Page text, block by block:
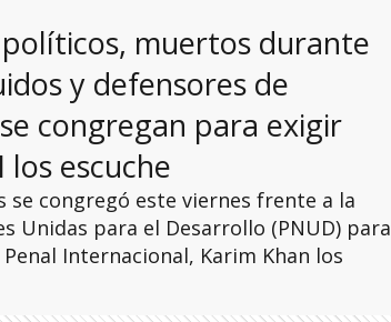
muertos durante
y defensores de
congregan para exigir
los escuche
congregó este viernes frente a la
Unidas para el Desarrollo (PNUD) para
Internacional, Karim Khan los